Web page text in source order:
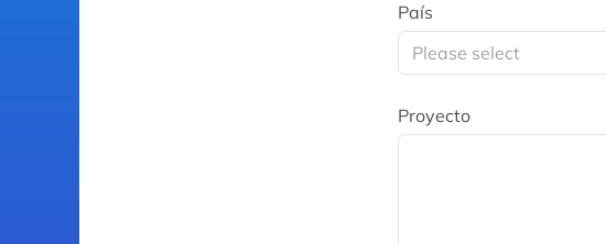
País
Proyecto